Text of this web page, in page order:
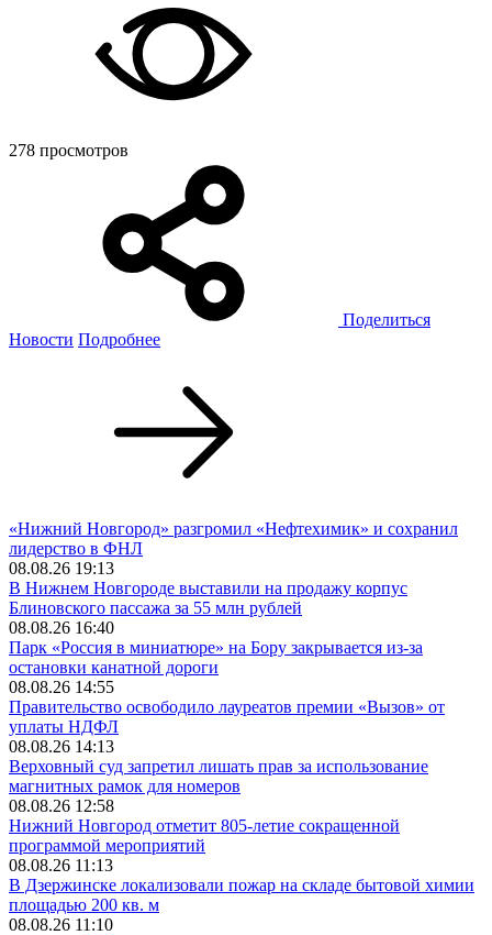
278 просмотров
Поделиться
Новости Подробнее
«Нижний Новгород» разгромил «Нефтехимик» и сохранил
лидерство в ФНЛ
08.08.26 19:13
В Нижнем Новгороде выставили на продажу корпус
Блиновского пассажа за 55 млн рублей
08.08.26 16:40
Парк «Россия в миниатюре» на Бору закрывается из-за
остановки канатной дороги
08.08.26 14:55
Правительство освободило лауреатов премии «Вызов» от
уплаты НДФЛ
08.08.26 14:13
Верховный суд запретил лишать прав за использование
магнитных рамок для номеров
08.08.26 12:58
Нижний Новгород отметит 805-летие сокращенной
программой мероприятий
08.08.26 11:13
В Дзержинске локализовали пожар на складе бытовой химии
площадью 200 кв. м
08.08.26 11:10